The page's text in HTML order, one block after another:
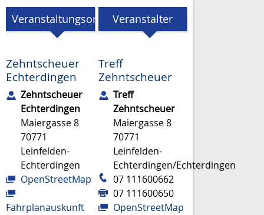
Veranstaltungsort
Zehntscheuer
Echterdingen
Zehntscheuer
Echterdingen
Maiergasse 8
70771
Leinfelden-
Echterdingen
OpenStreetMap
Fahrplanauskunft
Veranstalter
Treff
Zehntscheuer
Treff
Zehntscheuer
Maiergasse 8
70771
Leinfelden-
Echterdingen/Echterdingen
07 111600662
07 111600650
OpenStreetMap